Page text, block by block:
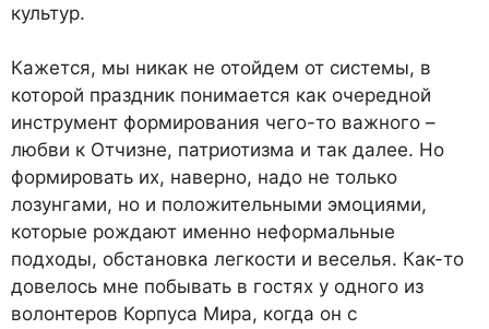
культур.
Кажется, мы никак не отойдем от системы, в
которой праздник понимается как очередной
инструмент формирования чего-то важного –
любви к Отчизне, патриотизма и так далее. Но
формировать их, наверно, надо не только
лозунгами, но и положительными эмоциями,
которые рождают именно неформальные
подходы, обстановка легкости и веселья. Как-то
довелось мне побывать в гостях у одного из
волонтеров Корпуса Мира, когда он с